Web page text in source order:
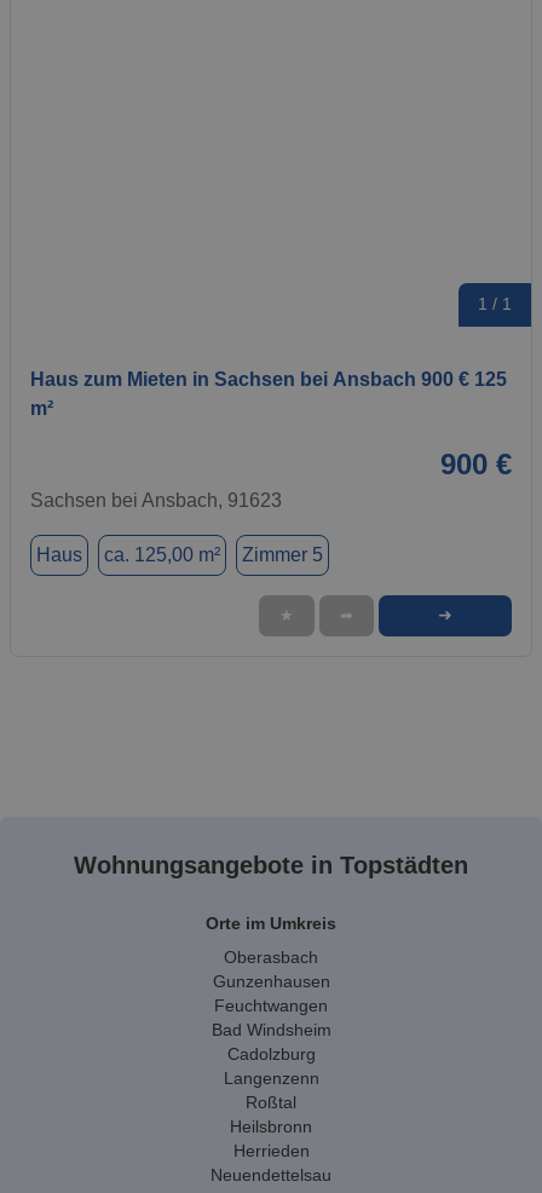
1 / 1
Haus zum Mieten in Sachsen bei Ansbach 900 € 125
m²
900 €
Sachsen bei Ansbach, 91623
Haus ca. 125,00 m² Zimmer 5
★ ➦ ➜
Wohnungsangebote in Topstädten
Orte im Umkreis
Oberasbach
Gunzenhausen
Feuchtwangen
Bad Windsheim
Cadolzburg
Langenzenn
Roßtal
Heilsbronn
Herrieden
Neuendettelsau